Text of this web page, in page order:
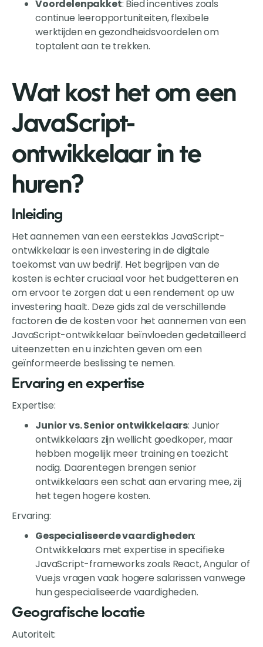
Voordelenpakket: Bied incentives zoals
continue leeropportuniteiten, flexibele
werktijden en gezondheidsvoordelen om
toptalent aan te trekken.
Wat kost het om een
JavaScript-
ontwikkelaar in te
huren?
Inleiding
Het aannemen van een eersteklas JavaScript-
ontwikkelaar is een investering in de digitale
toekomst van uw bedrijf. Het begrijpen van de
kosten is echter cruciaal voor het budgetteren en
om ervoor te zorgen dat u een rendement op uw
investering haalt. Deze gids zal de verschillende
factoren die de kosten voor het aannemen van een
JavaScript-ontwikkelaar beïnvloeden gedetailleerd
uiteenzetten en u inzichten geven om een
geïnformeerde beslissing te nemen.
Ervaring en expertise
Expertise:
Junior vs. Senior ontwikkelaars: Junior
ontwikkelaars zijn wellicht goedkoper, maar
hebben mogelijk meer training en toezicht
nodig. Daarentegen brengen senior
ontwikkelaars een schat aan ervaring mee, zij
het tegen hogere kosten.
Ervaring:
Gespecialiseerde vaardigheden:
Ontwikkelaars met expertise in specifieke
JavaScript-frameworks zoals React, Angular of
Vue.js vragen vaak hogere salarissen vanwege
hun gespecialiseerde vaardigheden.
Geografische locatie
Autoriteit: